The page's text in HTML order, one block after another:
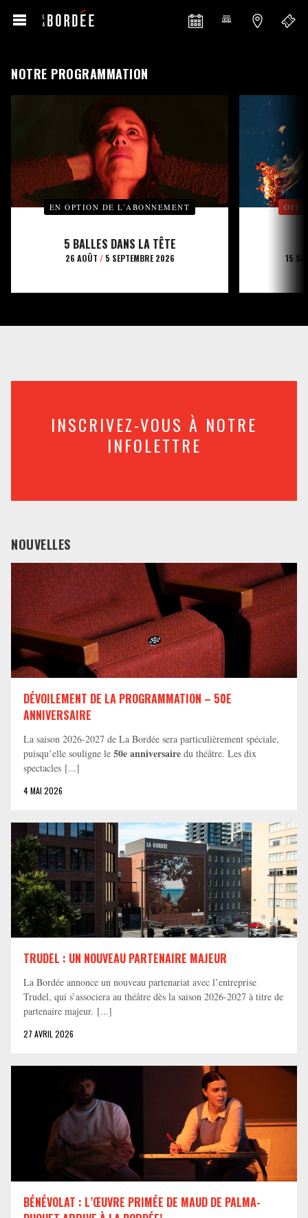
NOTRE PROGRAMMATION
EN OPTION DE L’ABONNEMENT
5 BALLES DANS LA TÊTE
26 AOÛT /5 SEPTEMBRE 2026 15
INSCRIVEZ-VOUS À NOTRE
INFOLETTRE
NOUVELLES
DÉVOILEMENT DE LA PROGRAMMATION – 50E
ANNIVERSAIRE
La saison 2026-2027 de La Bordée sera particulièrement spéciale,
puisqu’elle souligne le 50e anniversaire du théâtre. Les dix
spectacles [...]
4 MAI 2026
TRUDEL : UN NOUVEAU PARTENAIRE MAJEUR
La Bordée annonce un nouveau partenariat avec l’entreprise
Trudel, qui s’associera au théâtre dès la saison 2026-2027 à titre de
partenaire majeur. [...]
27 AVRIL 2026
BÉNÉVOLAT : L’ŒUVRE PRIMÉE DE MAUD DE PALMA-